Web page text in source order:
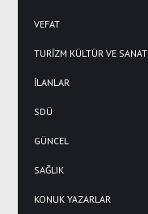
VEFAT
TURİZM KÜLTÜR VE SANAT
İLANLAR
SDÜ
GÜNCEL
SAĞLIK
KONUK YAZARLAR